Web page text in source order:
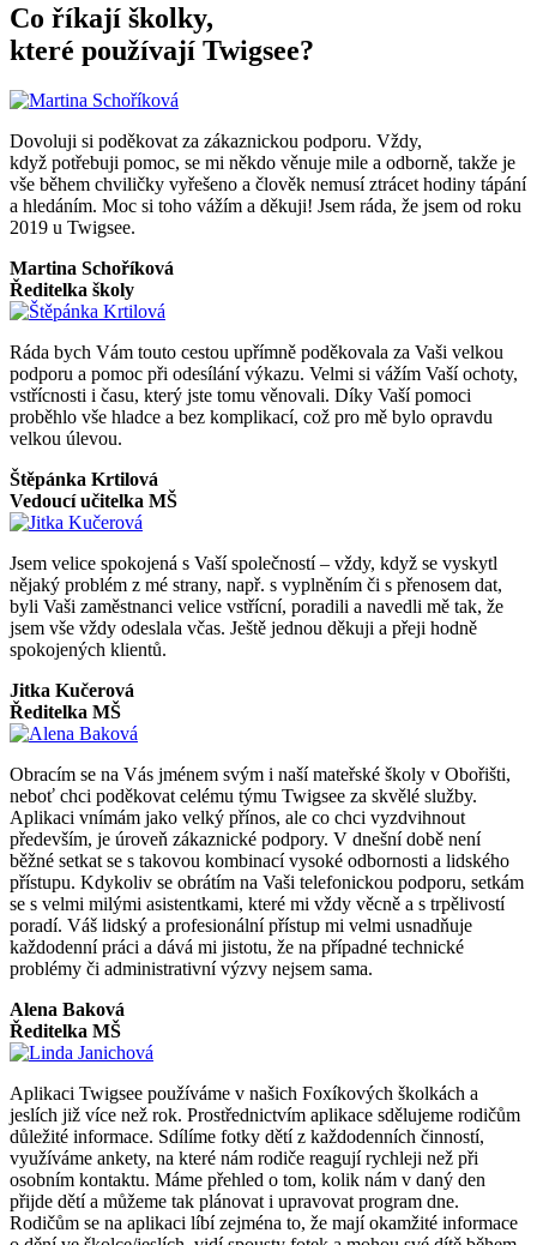
Co říkají školky,
které používají Twigsee?
Dovoluji si poděkovat za zákaznickou podporu. Vždy,
když potřebuji pomoc, se mi někdo věnuje mile a odborně, takže je
vše během chviličky vyřešeno a člověk nemusí ztrácet hodiny tápání
a hledáním. Moc si toho vážím a děkuji! Jsem ráda, že jsem od roku
2019 u Twigsee.
Martina Schoříková
Ředitelka školy
Ráda bych Vám touto cestou upřímně poděkovala za Vaši velkou
podporu a pomoc při odesílání výkazu. Velmi si vážím Vaší ochoty,
vstřícnosti i času, který jste tomu věnovali. Díky Vaší pomoci
proběhlo vše hladce a bez komplikací, což pro mě bylo opravdu
velkou úlevou.
Štěpánka Krtilová
Vedoucí učitelka MŠ
Jsem velice spokojená s Vaší společností – vždy, když se vyskytl
nějaký problém z mé strany, např. s vyplněním či s přenosem dat,
byli Vaši zaměstnanci velice vstřícní, poradili a navedli mě tak, že
jsem vše vždy odeslala včas. Ještě jednou děkuji a přeji hodně
spokojených klientů.
Jitka Kučerová
Ředitelka MŠ
Obracím se na Vás jménem svým i naší mateřské školy v Obořišti,
neboť chci poděkovat celému týmu Twigsee za skvělé služby.
Aplikaci vnímám jako velký přínos, ale co chci vyzdvihnout
především, je úroveň zákaznické podpory. V dnešní době není
běžné setkat se s takovou kombinací vysoké odbornosti a lidského
přístupu. Kdykoliv se obrátím na Vaši telefonickou podporu, setkám
se s velmi milými asistentkami, které mi vždy věcně a s trpělivostí
poradí. Váš lidský a profesionální přístup mi velmi usnadňuje
každodenní práci a dává mi jistotu, že na případné technické
problémy či administrativní výzvy nejsem sama.
Alena Baková
Ředitelka MŠ
Aplikaci Twigsee používáme v našich Foxíkových školkách a
jeslích již více než rok. Prostřednictvím aplikace sdělujeme rodičům
důležité informace. Sdílíme fotky dětí z každodenních činností,
využíváme ankety, na které nám rodiče reagují rychleji než při
osobním kontaktu. Máme přehled o tom, kolik nám v daný den
přijde dětí a můžeme tak plánovat i upravovat program dne.
Rodičům se na aplikaci líbí zejména to, že mají okamžité informace